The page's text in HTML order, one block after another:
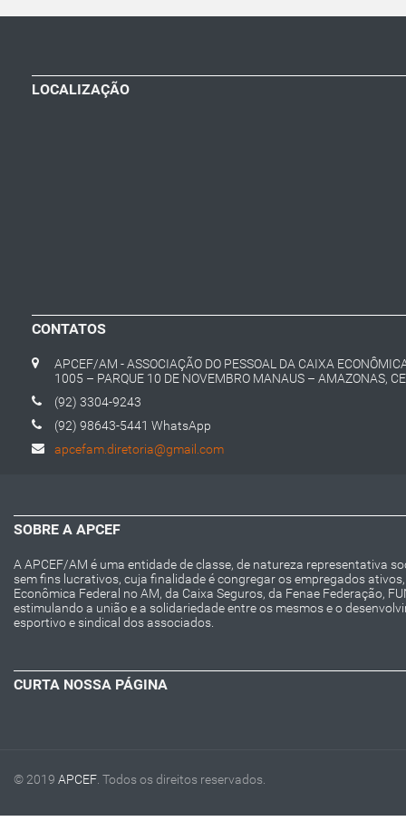
LOCALIZAÇÃO
CONTATOS
APCEF/AM - ASSOCIAÇÃO DO PESSOAL DA CAIXA
1005 – PARQUE 10 DE NOVEMBRO MANAUS – AMAZONAS,
(92) 3304-9243
(92) 98643-5441 WhatsApp
apcefam.diretoria@gmail.com
SOBRE A APCEF
A APCEF/AM é uma entidade de classe, de natureza representativa
sem fins lucrativos, cuja finalidade é congregar os empregados
Econômica Federal no AM, da Caixa Seguros, da Fenae Federação,
estimulando a união e a solidariedade entre os mesmos e o
esportivo e sindical dos associados.
CURTA NOSSA PÁGINA
© 2019 APCEF . Todos os direitos reservados.